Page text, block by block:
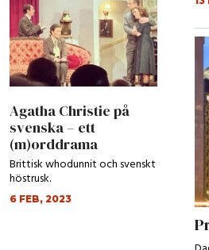
Agatha Christie på
svenska – ett
(m)orddrama
Brittisk whodunnit och svenskt
höstrusk.
6 FEB, 2023